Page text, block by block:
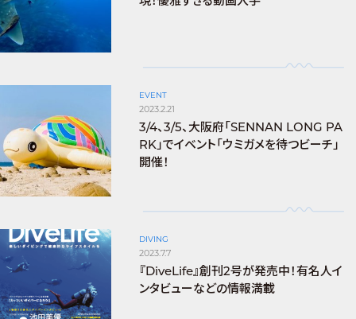
EVENT
2023.2.21
3/4、3/5、大阪府「SENNAN LONG PA
RK」でイベント「ウミガメを待つビーチ」
開催！
DIVING
2023.7.7
『DiveLife』創刊2号が発売中！有名人イ
ンタビューなどの情報満載